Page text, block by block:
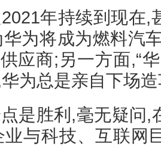
年持续到现在,
为将成为燃料汽
应商;另一方面,“
为总是亲自下场
是胜利,毫无疑问,
与科技、互联网